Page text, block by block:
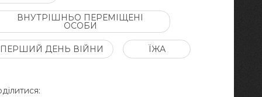
ВНУТРІШНЬО ПЕРЕМІЩЕНІ
ОСОБИ
ПЕРШИЙ ДЕНЬ ВІЙНИ ЇЖА